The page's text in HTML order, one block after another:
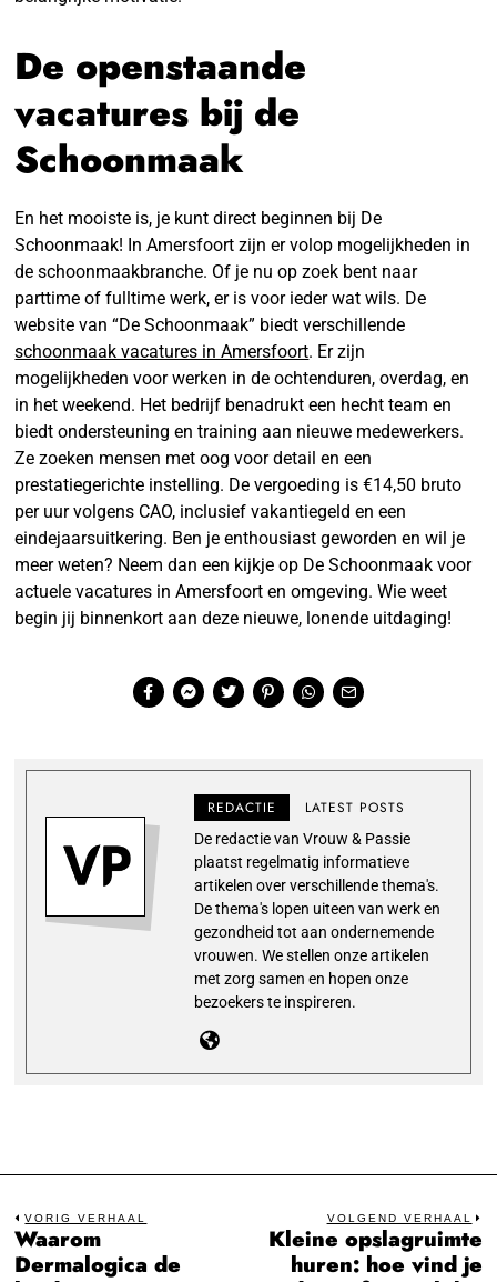
De openstaande
vacatures bij de
Schoonmaak
En het mooiste is, je kunt direct beginnen bij De
Schoonmaak! In Amersfoort zijn er volop mogelijkheden in
de schoonmaakbranche. Of je nu op zoek bent naar
parttime of fulltime werk, er is voor ieder wat wils. De
website van “De Schoonmaak” biedt verschillende
schoonmaak vacatures in Amersfoort. Er zijn
mogelijkheden voor werken in de ochtenduren, overdag, en
in het weekend. Het bedrijf benadrukt een hecht team en
biedt ondersteuning en training aan nieuwe medewerkers.
Ze zoeken mensen met oog voor detail en een
prestatiegerichte instelling. De vergoeding is €14,50 bruto
per uur volgens CAO, inclusief vakantiegeld en een
eindejaarsuitkering. Ben je enthousiast geworden en wil je
meer weten? Neem dan een kijkje op De Schoonmaak voor
actuele vacatures in Amersfoort en omgeving. Wie weet
begin jij binnenkort aan deze nieuwe, lonende uitdaging!
REDACTIE LATEST POSTS
De redactie van Vrouw & Passie
plaatst regelmatig informatieve
artikelen over verschillende thema's.
De thema's lopen uiteen van werk en
gezondheid tot aan ondernemende
vrouwen. We stellen onze artikelen
met zorg samen en hopen onze
bezoekers te inspireren.
Bericht
navigatie
VORIG VERHAAL
Previous
post:
Waarom
Dermalogica de
VOLGEND VERHAAL
Kleine opslagruimte
huren: hoe vind je